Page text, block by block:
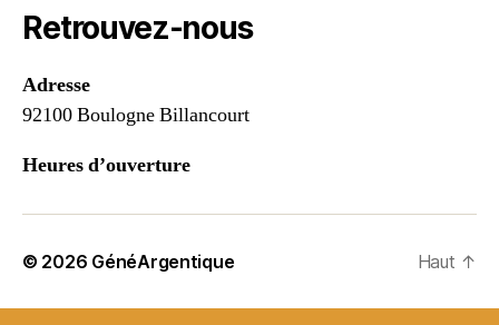
chacun
trouvera
son
.
Retrouvez-nous
Adresse
92100 Boulogne Billancourt
Heures d’ouverture
© 2026 GénéArgentique Haut ↑